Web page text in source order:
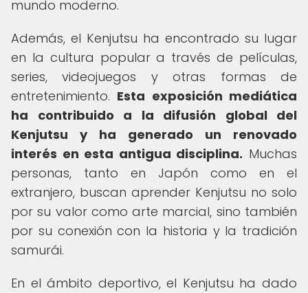
mundo moderno.
Además, el Kenjutsu ha encontrado su lugar
en la cultura popular a través de películas,
series, videojuegos y otras formas de
entretenimiento. Esta exposición mediática
ha contribuido a la difusión global del
Kenjutsu y ha generado un renovado
interés en esta antigua disciplina. Muchas
personas, tanto en Japón como en el
extranjero, buscan aprender Kenjutsu no solo
por su valor como arte marcial, sino también
por su conexión con la historia y la tradición
samurái.
En el ámbito deportivo, el Kenjutsu ha dado